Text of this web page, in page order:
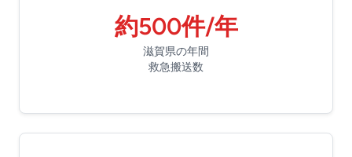
約500件/年
滋賀県の年間
救急搬送数